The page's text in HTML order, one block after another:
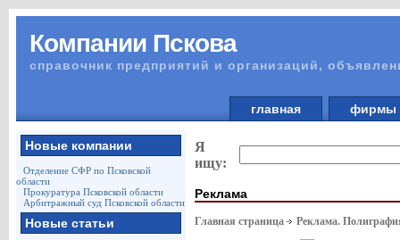
Компании Пскова
справочник предприятий и организаций,
главная
Новые компании
Отделение СФР по Псковской
области
Прокуратура Псковской области
Арбитражный суд Псковской области
Новые статьи
Я
ищу:
Реклама
Главная страница Реклама.